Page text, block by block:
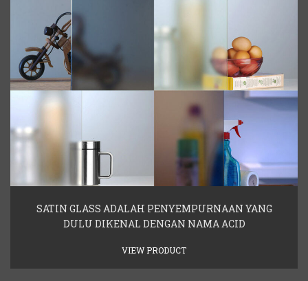
SATIN GLASS ADALAH PENYEMPURNAAN YANG
DULU DIKENAL DENGAN NAMA ACID
VIEW PRODUCT